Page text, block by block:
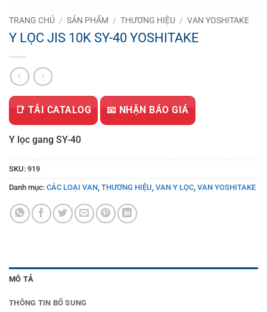
TRANG CHỦ / SẢN PHẨM / THƯƠNG HIỆU / VAN YOSHITAKE
Y LỌC JIS 10K SY-40 YOSHITAKE
📑 TẢI CATALOG 📧 NHẬN BÁO GIÁ
Y lọc gang SY-40
SKU: 919
Danh mục: CÁC LOẠI VAN THƯƠNG HIỆU VAN Y LỌC VAN YOSHITAKE
MÔ TẢ
THÔNG TIN BỔ SUNG